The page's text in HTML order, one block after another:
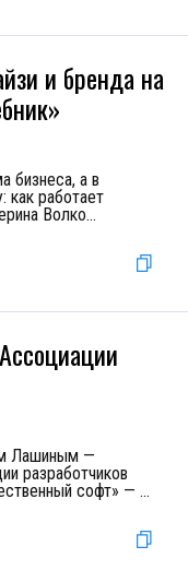
и бренда на
бизнеса, а в
как работает
Волко...
Лашиным —
разработчиков
софт» — ...